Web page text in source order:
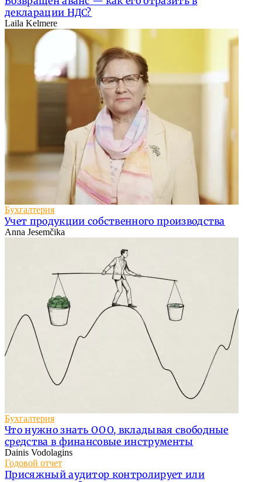
декларации НДС?
Laila Kelmere
Бухгалтерия
Учет продукции собственного производства
Anna Jesemčika
Бухгалтерия
Что нужно знать ООО, вкладывая свободные
средства в финансовые инструменты
Dainis Vodolagins
Годовой отчет
Присяжный аудитор контролирует или